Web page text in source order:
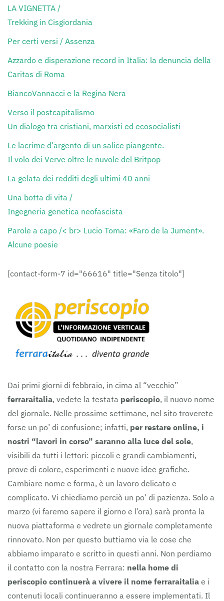
LA VIGNETTA /
Trekking in Cisgiordania
Per certi versi / Assenza
Azzardo e disperazione record in Italia: la denuncia della
Caritas di Roma
BiancoVannacci e la Regina Nera
Verso il postcapitalismo
Un dialogo tra cristiani, marxisti ed ecosocialisti
Le lacrime d’argento di un salice piangente.
Il volo dei Verve oltre le nuvole del Britpop
La gelata dei redditi degli ultimi 40 anni
Una botta di vita /
Ingegneria genetica neofascista
Parole a capo /< br> Lucio Toma: «Faro de la Jument».
Alcune poesie
[contact-form-7 id="66616" title="Senza titolo"]
Dai primi giorni di febbraio, in cima al “vecchio”
ferraraitalia, vedete la testata periscopio, il nuovo nome
del giornale. Nelle prossime settimane, nel sito troverete
forse un po’ di confusione; infatti, per restare online, i
nostri “lavori in corso” saranno alla luce del sole,
visibili da tutti i lettori: piccoli e grandi cambiamenti,
prove di colore, esperimenti e nuove idee grafiche.
Cambiare nome e forma, è un lavoro delicato e
complicato. Vi chiediamo perciò un po’ di pazienza. Solo a
marzo (vi faremo sapere il giorno e l’ora) sarà pronta la
nuova piattaforma e vedrete un giornale completamente
rinnovato. Non per questo buttiamo via le cose che
abbiamo imparato e scritto in questi anni. Non perdiamo
il contatto con la nostra Ferrara: nella home di
periscopio continuerà a vivere il nome ferraraitalia e i
contenuti locali continueranno a essere implementati. Il